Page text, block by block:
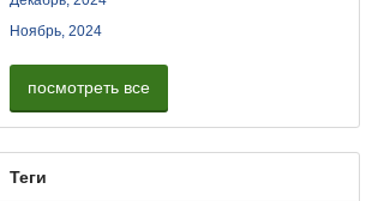
Ноябрь, 2024
посмотреть все
Теги